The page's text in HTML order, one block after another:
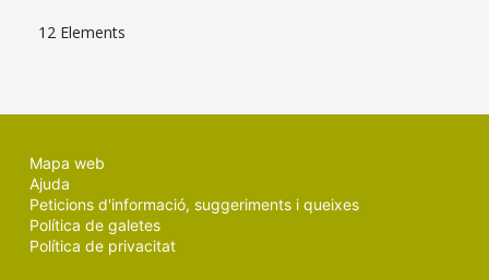
12 Elements
Mapa web
Ajuda
Peticions d'informació, suggeriments i queixes
Política de galetes
Política de privacitat